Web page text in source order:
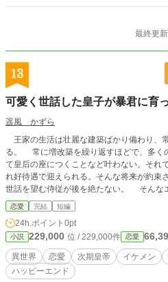
い高貴な人たちは大変
を連ねる。私は成人し
に、今日はその国の将
る令嬢は強制参加させられたのだ。 せめ
いてくれればよかったのにと私
に済んだのに。 お母様、お父様、今日が私の命日のようで
す。 暴君皇帝がその一言で婚約をはしょって妻にし、幼妻を
溺愛するお話。 R18は保険です。 多くの感想、お気に入り登
録、しおりありがとうご
共有シェアなどで宣伝し
サイドも別作品にて公開
最終更
13
可愛く世話した皇子が暴君に育
遥風 かずら
王家の生活は壮麗な建築ばかり備わり、
る。 常に増改築を繰り返すほどで、多くの
て皇后の座につくことなど叶わない。それ
れ好待遇で迎えられる。そんな将来が約束
世話を望む侍従が後を絶たない。 そんなエリアス皇子の専属お世話係をする
ことになったのは、幼き皇子の一目惚れ。
が、私、ルイザ・チェルニーということにな
恋愛 完結 短編
24h.ポイント 0pt
小説 229,000 位 / 229,000件 恋愛
異世界 恋愛 次期皇帝 イケメン
ハッピーエンド